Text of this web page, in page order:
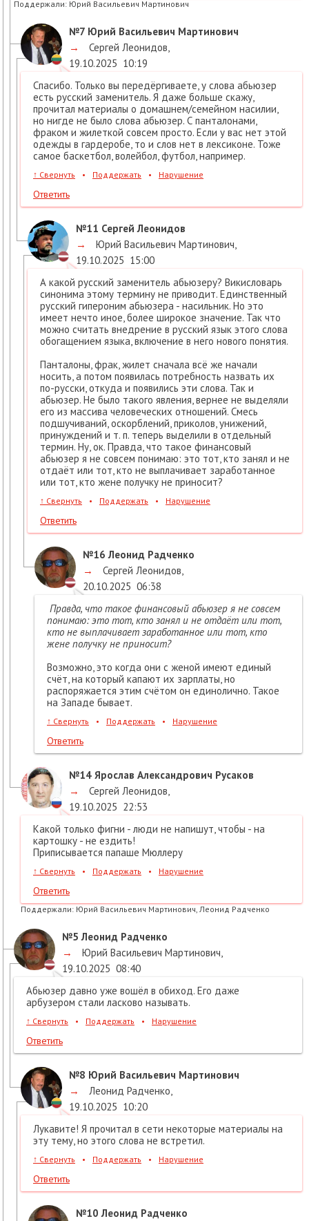
Поддержали: Юрий Васильевич Мартинович
№7 Юрий Васильевич Мартинович
→
Сергей Леонидов,
19.10.2025 10:19
Спасибо. Только вы передёргиваете, у слова абьюзер
есть русский заменитель. Я даже больше скажу,
прочитал материалы о домашнем/семейном насилии,
но нигде не было слова абьюзер. С панталонами,
фраком и жилеткой совсем просто. Если у вас нет этой
одежды в гардеробе, то и слов нет в лексиконе. Тоже
самое баскетбол, волейбол, футбол, например.
↑ Свернуть • Поддержать • Нарушение
Ответить
№11 Сергей Леонидов
→
Юрий Васильевич Мартинович,
19.10.2025 15:00
А какой русский заменитель абьюзеру? Викисловарь
синонима этому термину не приводит. Единственный
русский гипероним абьюзера - насильник. Но это
имеет нечто иное, более широкое значение. Так что
можно считать внедрение в русский язык этого слова
обогащением языка, включение в него нового понятия.
Панталоны, фрак, жилет сначала всё же начали
носить, а потом появилась потребность назвать их
по-русски, откуда и появились эти слова. Так и
абьюзер. Не было такого явления, вернее не выделяли
его из массива человеческих отношений. Смесь
подшучиваний, оскорблений, приколов, унижений,
принуждений и т. п. теперь выделили в отдельный
термин. Ну, ок. Правда, что такое финансовый
абьюзер я не совсем понимаю: это тот, кто занял и не
отдаёт или тот, кто не выплачивает заработанное
или тот, кто жене получку не приносит?
↑ Свернуть • Поддержать • Нарушение
Ответить
№16 Леонид Радченко
→
Сергей Леонидов,
20.10.2025 06:38
Правда, что такое финансовый абьюзер я не совсем
понимаю: это тот, кто занял и не отдаёт или тот,
кто не выплачивает заработанное или тот, кто
жене получку не приносит?
Возможно, это когда они с женой имеют единый
счёт, на который капают их зарплаты, но
распоряжается этим счётом он единолично. Такое
на Западе бывает.
↑ Свернуть • Поддержать • Нарушение
Ответить
№14 Ярослав Александрович Русаков
→
Сергей Леонидов,
19.10.2025 22:53
Какой только фигни - люди не напишут, чтобы - на
картошку - не ездить!
Приписывается папаше Мюллеру
↑ Свернуть • Поддержать • Нарушение
Ответить
Поддержали: Юрий Васильевич Мартинович, Леонид Радченко
№5 Леонид Радченко
→
Юрий Васильевич Мартинович,
19.10.2025 08:40
Абьюзер давно уже вошёл в обиход. Его даже
арбузером стали ласково называть.
↑ Свернуть • Поддержать • Нарушение
Ответить
№8 Юрий Васильевич Мартинович
→
Леонид Радченко,
19.10.2025 10:20
Лукавите! Я прочитал в сети некоторые материалы на
эту тему, но этого слова не встретил.
↑ Свернуть • Поддержать • Нарушение
Ответить
№10 Леонид Радченко